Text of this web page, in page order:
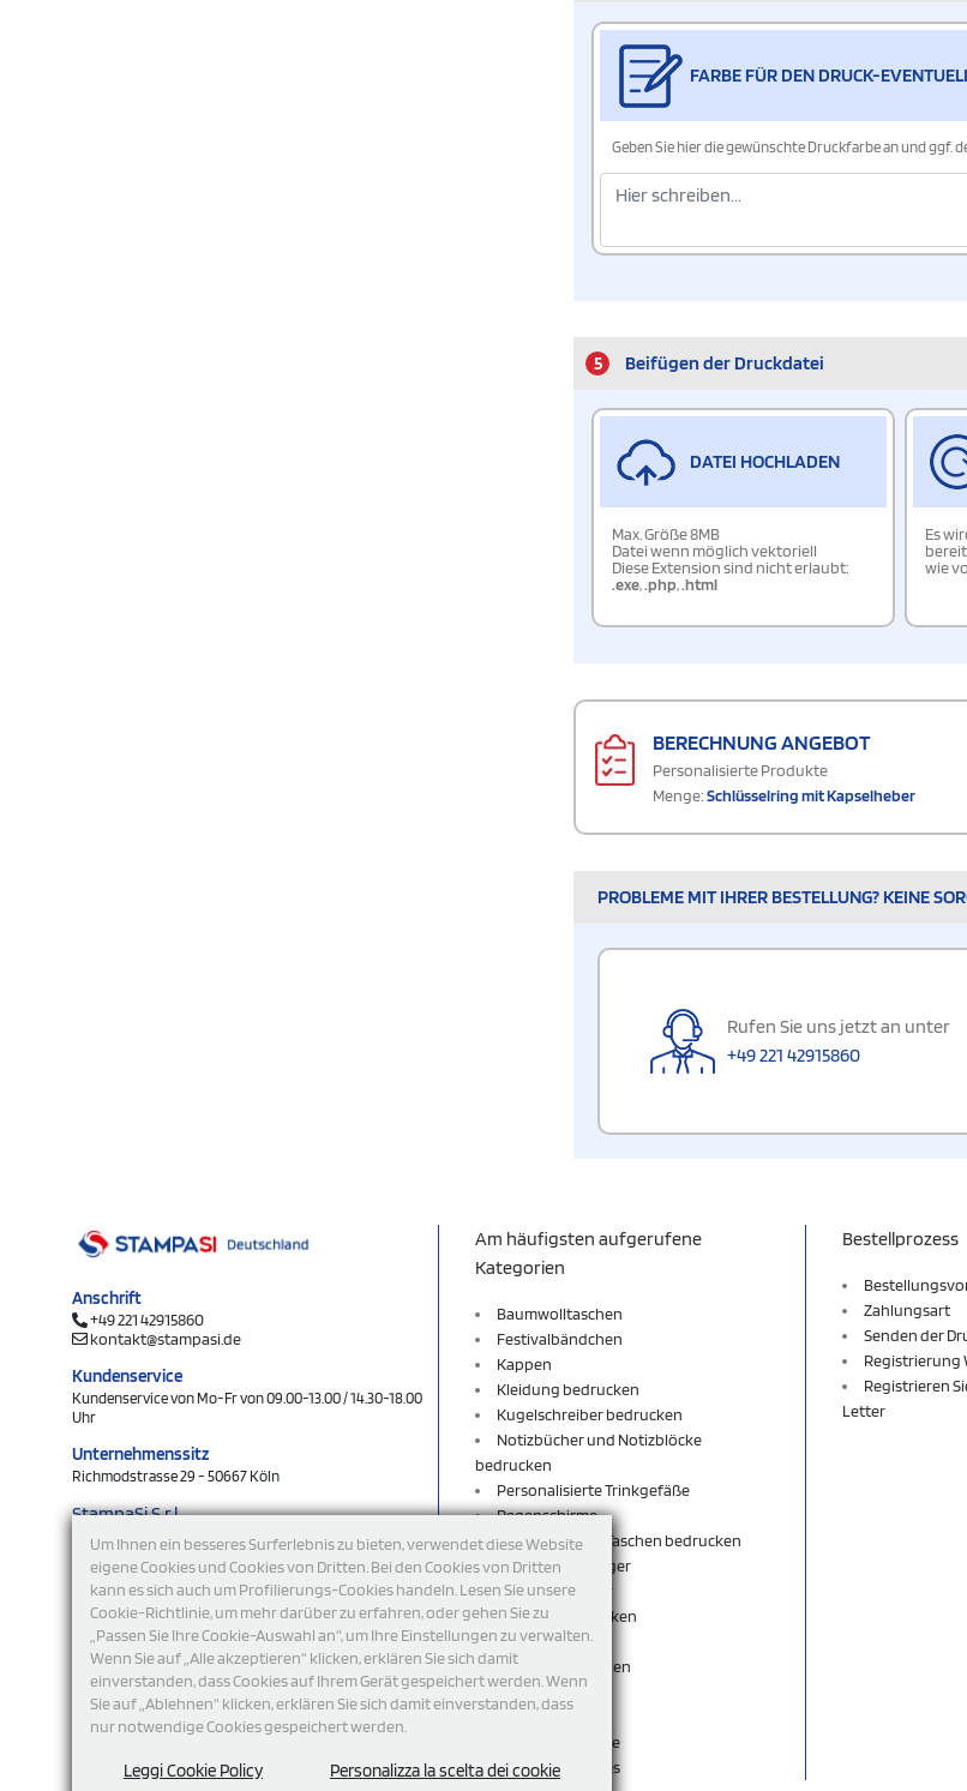
Um Ihnen ein besseres Surferlebnis zu bieten, verwendet diese Website
eigene Cookies und Cookies von Dritten. Bei den Cookies von Dritten
kann es sich auch um Profilierungs-Cookies handeln. Lesen Sie unsere
Cookie-Richtlinie, um mehr darüber zu erfahren, oder gehen Sie zu
„Passen Sie Ihre Cookie-Auswahl an“, um Ihre Einstellungen zu verwalten.
Wenn Sie auf „Alle akzeptieren“ klicken, erklären Sie sich damit
einverstanden, dass Cookies auf Ihrem Gerät gespeichert werden. Wenn
Sie auf „Ablehnen“ klicken, erklären Sie sich damit einverstanden, dass
nur notwendige Cookies gespeichert werden.
Leggi Cookie Policy Personalizza la scelta dei cookie
FARBE FÜR DEN DRUCK-
Geben Sie hier die gewünschte Druckfarbe an und ggf.
5 Beifügen der Druckdatei
DATEI HOCHLADEN
Max. Größe 8MB
Datei wenn möglich vektoriell
Diese Extension sind nicht erlaubt:
.exe,.php,.html
Es
wie
BERECHNUNG ANGEBOT
Personalisierte Produkte
Menge:Schlüsselring mit Kapselheber
PROBLEME MIT IHRER BESTELLUNG? KEINE
Rufen Sie uns jetzt an unter
+49 221 42915860
Anschrift
+49 221 42915860
kontakt@stampasi.de
Kundenservice
Kundenservice von Mo-Fr von 09.00-13.00 / 14.30-18.00
Uhr
Unternehmenssitz
Richmodstrasse 29 - 50667 Köln
StampaSi S.r.l.
folgen Sie uns
Am häufigsten aufgerufene
Kategorien
Baumwolltaschen
Festivalbändchen
Kappen
Kleidung bedrucken
Kugelschreiber bedrucken
Notizbücher und Notizblöcke
bedrucken
Personalisierte Trinkgefäße
Regenschirme
Rucksäcke und Taschen bedrucken
Schlüsselanhänger
Schlüsselbänder
Shopper bedrucken
Sweatshirt
T-Shirts bedrucken
Turnbeutel
USB-Sticks
Werbegeschenke
Wohnaccessoires
Bestellprozess
Zahlungsart
Senden der
Registrierung
Registrieren
Letter